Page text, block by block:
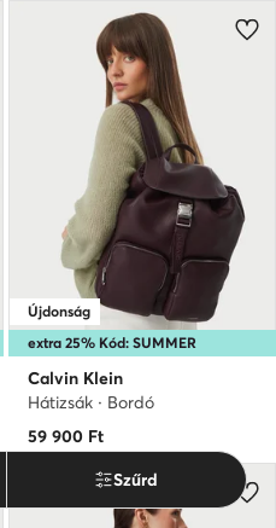
extra 25% Kód: SUMMER
Újdonság
Calvin Klein
Hátizsák · Bordó
59 900 Ft
Szűrd